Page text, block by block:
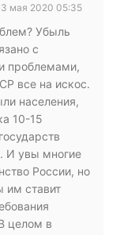
мая 2020 05:35
Убыль
с
проблемами,
все на искос.
населения,
10-15
И увы многие
России, но
им ставит
целом в